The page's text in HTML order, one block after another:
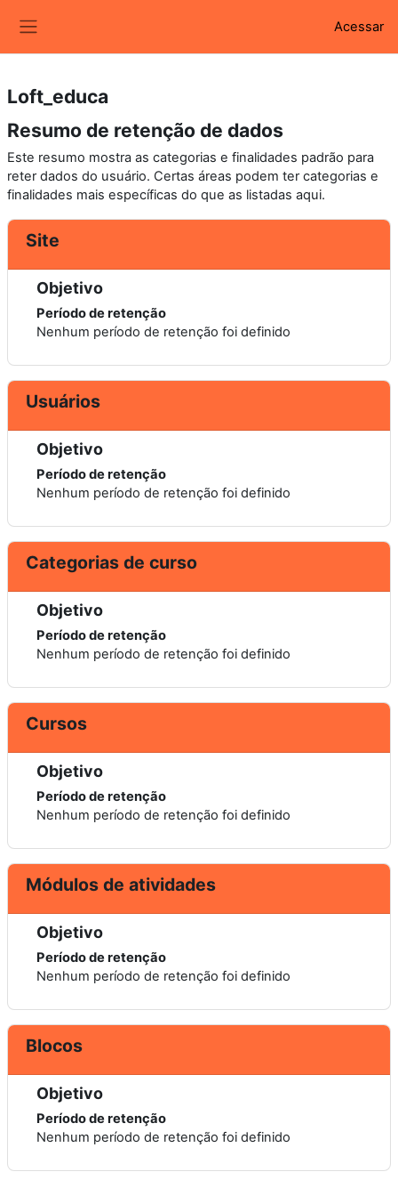
Acessar
Loft_educa
Resumo de retenção de dados
Este resumo mostra as categorias e finalidades padrão para
reter dados do usuário. Certas áreas podem ter categorias e
finalidades mais específicas do que as listadas aqui.
Site
Objetivo
Período de retenção
Nenhum período de retenção foi definido
Usuários
Objetivo
Período de retenção
Nenhum período de retenção foi definido
Categorias de curso
Objetivo
Período de retenção
Nenhum período de retenção foi definido
Cursos
Objetivo
Período de retenção
Nenhum período de retenção foi definido
Módulos de atividades
Objetivo
Período de retenção
Nenhum período de retenção foi definido
Blocos
Objetivo
Período de retenção
Nenhum período de retenção foi definido